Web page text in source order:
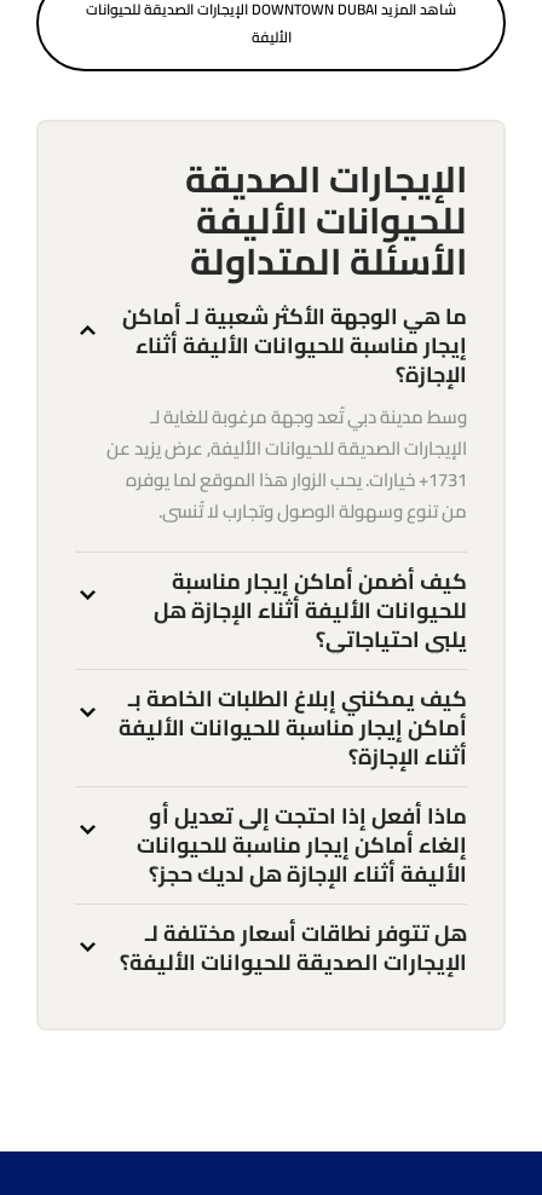
شاهد المزيد DOWNTOWN DUBAI الإيجارات الصديقة للحيوانات
الأليفة
الإيجارات الصديقة
للحيوانات الأليفة
الأسئلة المتداولة
ما هي الوجهة الأكثر شعبية لـ أماكن
إيجار مناسبة للحيوانات الأليفة أثناء
الإجازة؟
وسط مدينة دبي تُعد وجهة مرغوبة للغاية لـ
الإيجارات الصديقة للحيوانات الأليفة, عرض يزيد عن
1731+ خيارات. يحب الزوار هذا الموقع لما يوفره
من تنوع وسهولة الوصول وتجارب لا تُنسى.
كيف أضمن أماكن إيجار مناسبة
للحيوانات الأليفة أثناء الإجازة هل
يلبي احتياجاتي؟
كيف يمكنني إبلاغ الطلبات الخاصة بـ
أماكن إيجار مناسبة للحيوانات الأليفة
أثناء الإجازة؟
ماذا أفعل إذا احتجت إلى تعديل أو
إلغاء أماكن إيجار مناسبة للحيوانات
الأليفة أثناء الإجازة هل لديك حجز؟
هل تتوفر نطاقات أسعار مختلفة لـ
الإيجارات الصديقة للحيوانات الأليفة؟